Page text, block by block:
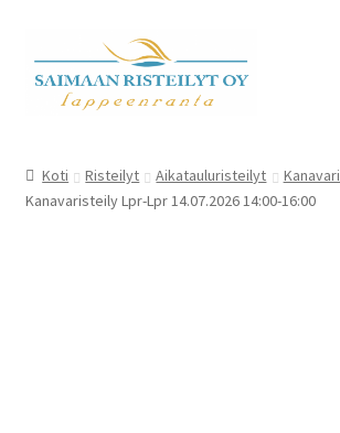
to
navigation
to
content
M/S Saimaa Margareta
Koti Risteilyt Aikatauluristeilyt
Kanavaristeily Lpr-Lpr 14.07.2026 14:00-16:00